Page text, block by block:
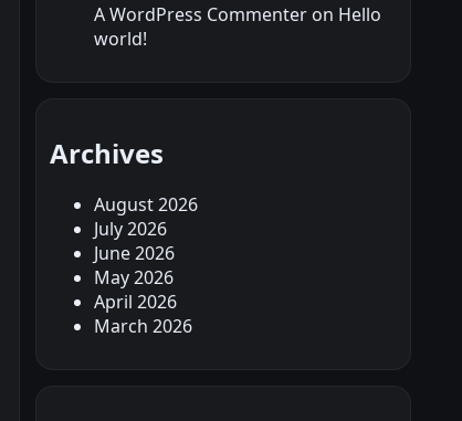
A WordPress Commenter on Hello
world!
Archives
August 2026
July 2026
June 2026
May 2026
April 2026
March 2026